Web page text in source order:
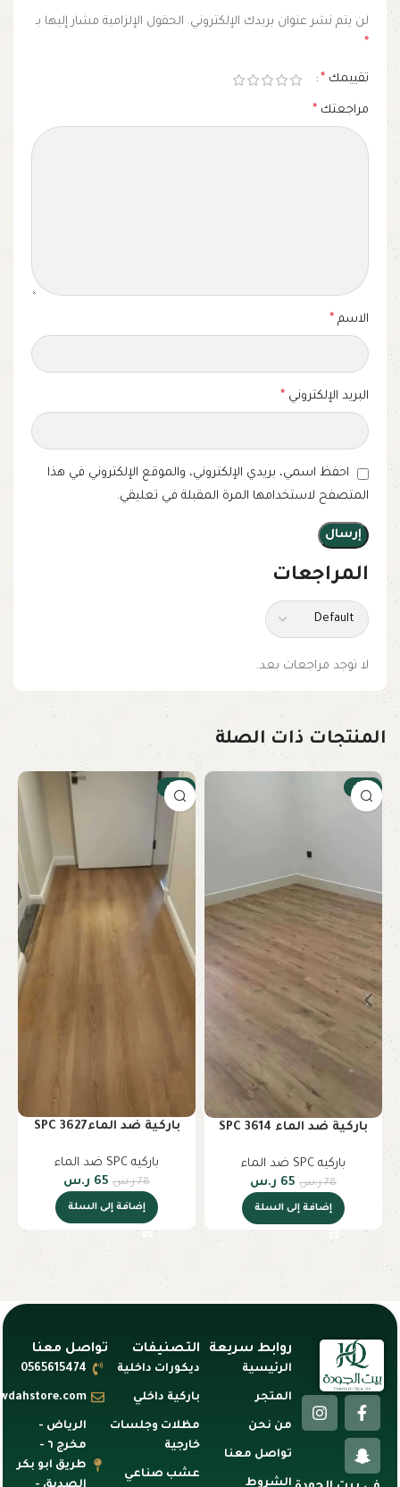
المراجعات
لا توجد مراجعات بعد.
لن يتم نشر عنوان بريدك الإلكتروني. الحقول الإلزامية مشار إليها بـ
*
تقييمك *
مراجعتك *
الاسم *
البريد الإلكتروني *
احفظ اسمي، بريدي الإلكتروني، والموقع الإلكتروني في هذا
المتصفح لاستخدامها المرة المقبلة في تعليقي.
المنتجات ذات الصلة
-17%
باركية ضد الماء SPC 3614
باركيه SPC ضد الماء
78 ر.س 65 ر.س
إضافة إلى السلة
-17%
باركية ضد الماء3627 SPC
باركيه SPC ضد الماء
78 ر.س 65 ر.س
إضافة إلى السلة
روابط سريعة
الرئيسية
المتجر
من نحن
تواصل معنا
الشروط
التصنيفات
ديكورات داخلية
باركية داخلي
مظلات وجلسات
خارجية
عشب صناعي
تواصل معنا
0565615474
الرياض -
مخرج ٦ -
طريق ابو بكر